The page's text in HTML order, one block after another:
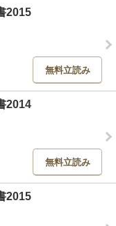
2015
無料立読み
2014
無料立読み
2015